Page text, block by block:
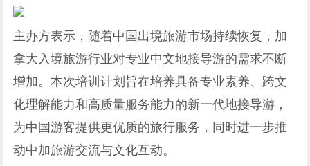
主办方表示，随着中国出境旅游市场持续恢复，加
拿大入境旅游行业对专业中文地接导游的需求不断
增加。本次培训计划旨在培养具备专业素养、跨文
化理解能力和高质量服务能力的新一代地接导游，
为中国游客提供更优质的旅行服务，同时进一步推
动中加旅游交流与文化互动。